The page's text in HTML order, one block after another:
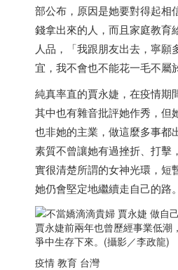
部公布，原因是她要對得起相
錢拿出來的人，而且家庭教育
人品，「我跟朋友出去，寧願
宜，我不會也不能花一毛不屬
純真率直的賈永婕，在疫情期
其中也有雜音批評她作秀，但
也非她的主業，做這麼多事都
素質不曾讓她有過挫折、打擊
實很清楚所謂的女神光環，短
她仍會堅定地繼續走自己的路。
賈永婕前兩年也曾歷經事業低潮
爭中生存下來。(攝影／李政龍)
疫情 教育 台灣